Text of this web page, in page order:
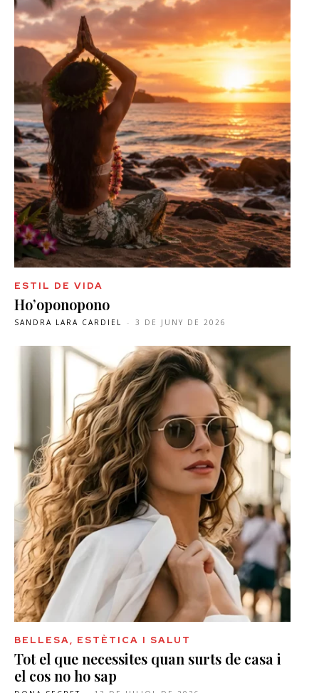
ESTIL DE VIDA
Ho’oponopono
SANDRA LARA CARDIEL - 3 DE JUNY DE 2026
BELLESA, ESTÈTICA I SALUT
Tot el que necessites quan surts de casa i
el cos no ho sap